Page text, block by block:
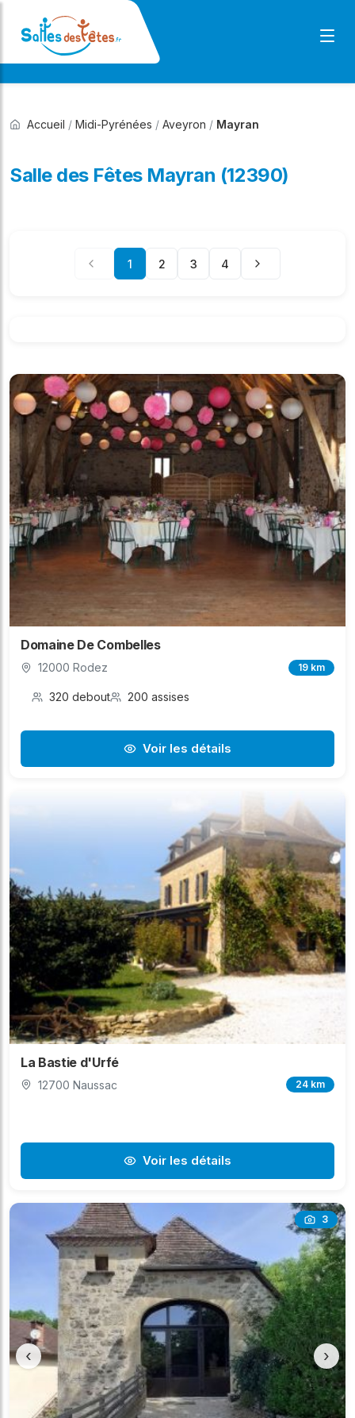
Accueil / Midi-Pyrénées / Aveyron / Mayran
Salle des Fêtes Mayran (12390)
1 2 3 4
Domaine De Combelles
12000 Rodez 19 km
320 debout 200 assises
Voir les détails
La Bastie d'Urfé
12700 Naussac 24 km
Voir les détails
3
‹ ›